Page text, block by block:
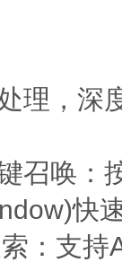
，深
唤：
快
支持